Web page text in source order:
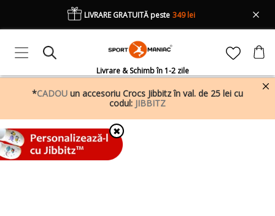
Livrare & Schimb în 1-2 zile
LIVRARE GRATUITĂ peste 349 lei
*CADOU un accesoriu Crocs Jibbitz în val. de 25 lei cu
codul: JIBBITZ
✖